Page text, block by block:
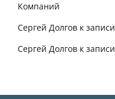
Компаний
Сергей Долгов к записи
Сергей Долгов к записи